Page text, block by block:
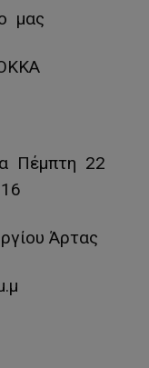
μας
Πέμπτη 22
Άρτας